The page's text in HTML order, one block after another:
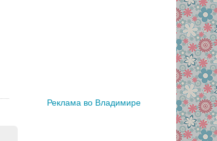
Реклама во Владимире